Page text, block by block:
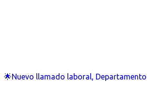
🌟Nuevo llamado laboral, Departamento